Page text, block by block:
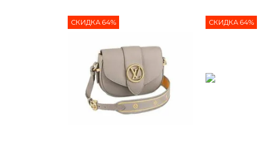
СКИДКА 64% СКИДКА 64%